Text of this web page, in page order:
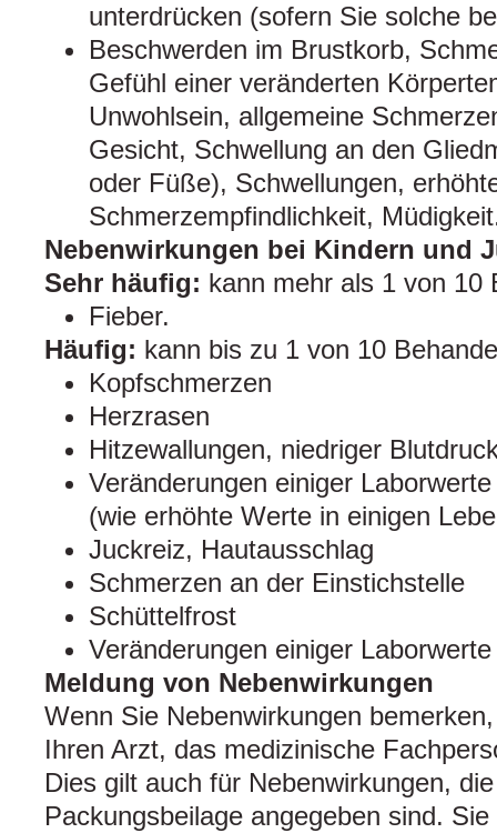
unterdrücken (sofern Sie solche
Beschwerden im Brustkorb,
Gefühl einer veränderten
Unwohlsein, allgemeine
Gesicht, Schwellung an den
oder Füße), Schwellungen,
Schmerzempfindlichkeit,
Nebenwirkungen bei Kindern und
Sehr häufig: kann mehr als 1 von 10
Fieber.
Häufig: kann bis zu 1 von 10
Kopfschmerzen
Herzrasen
Hitzewallungen, niedriger
Veränderungen einiger
(wie erhöhte Werte in einigen
Juckreiz, Hautausschlag
Schmerzen an der Einstichstelle
Schüttelfrost
Veränderungen einiger
Meldung von Nebenwirkungen
Wenn Sie Nebenwirkungen
Ihren Arzt, das medizinische
Dies gilt auch für Nebenwirkungen,
Packungsbeilage angegeben sind.